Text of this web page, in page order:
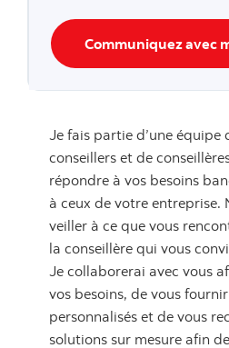
Communiquez avec
Je fais partie d’une équipe
conseillers et de
répondre à vos besoins
à ceux de votre entreprise.
veiller à ce que vous
la conseillère qui vous
Je collaborerai avec vous
vos besoins, de vous
personnalisés et de vous
solutions sur mesure afin